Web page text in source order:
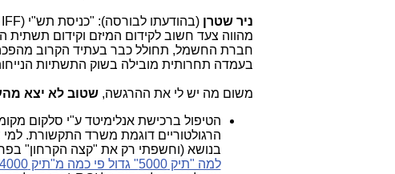
ניר שטרן
חברת החשמל, תחולל כבר בעתיד הקרוב
בעמדה תחרותית מובילה בשוק התשתיות
משום מה יש לי את ההרגשה,שטוב לא יצא
הרגולטוריים דוגמת משרד התקשורת.
בנושא (וחשפתי רק את "קצה הקרחון"
למה "תיק 5000" גדול פי כמה מ"תיק 4000"?